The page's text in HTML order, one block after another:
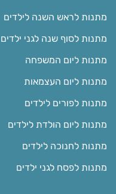
מתנות לראש השנה לילדים
מתנות לסוף שנה לגני ילדים
מתנות ליום המשפחה
מתנות ליום העצמאות
מתנות לפורים לילדים
מתנות ליום הולדת לילדים
מתנות לחנוכה לילדים
מתנות לפסח לגני ילדים